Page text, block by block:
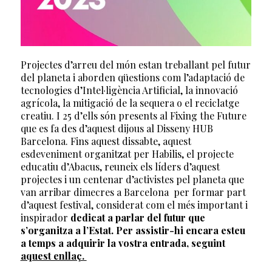
Projectes d’arreu del món estan treballant pel futur
del planeta i aborden qüestions com l’adaptació de
tecnologies d’Intel·ligència Artificial, la innovació
agrícola, la mitigació de la sequera o el reciclatge
creatiu. I 25 d’ells són presents al Fixing the Future
que es fa des d’aquest dijous al Disseny HUB
Barcelona. Fins aquest dissabte, aquest
esdeveniment organitzat per Habilis, el projecte
educatiu d’Abacus, reuneix els líders d’aquest
projectes i un centenar d’activistes pel planeta que
van arribar dimecres a Barcelona per formar part
d’aquest festival, considerat com el més important i
inspirador dedicat a parlar del futur que
s’organitza a l’Estat. Per assistir-hi encara esteu
a temps a adquirir la vostra entrada, seguint
aquest enllaç.